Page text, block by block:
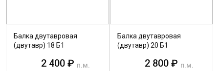
Балка двутавровая
(двутавр) 18 Б1
2 400 ₽ п.м.
Балка двутавровая
(двутавр) 20 Б1
2 800 ₽ п.м.